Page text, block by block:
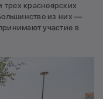
красноярских
из них —
участие в